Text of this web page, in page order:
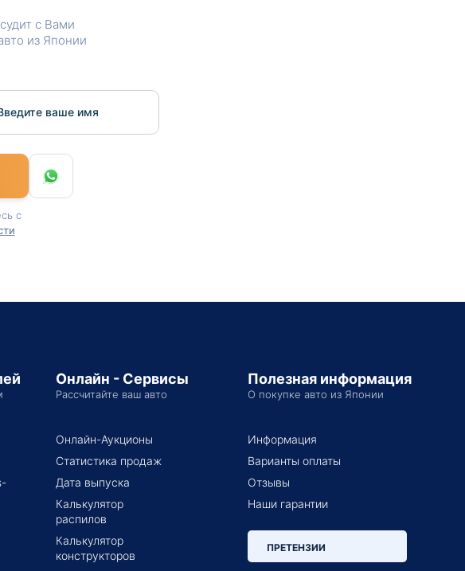
с Вами
из Японии
вашe имя
с
Онлайн - Сервисы
Рассчитайте ваш авто
Онлайн-Аукционы
Статистика продаж
Дата выпуска
Калькулятор
распилов
Калькулятор
конструкторов
Полезная информация
О покупке авто из Японии
Информация
Варианты оплаты
Отзывы
Наши гарантии
ПРЕТЕНЗИИ